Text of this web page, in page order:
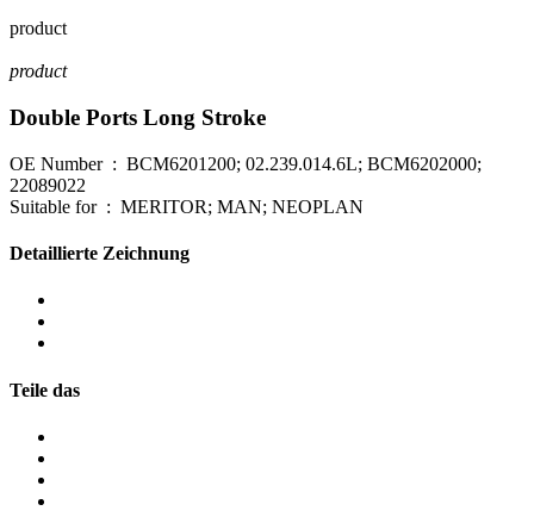
product
product
Double Ports Long Stroke
OE Number : BCM6201200; 02.239.014.6L; BCM6202000;
22089022
Suitable for : MERITOR; MAN; NEOPLAN
Detaillierte Zeichnung
Teile das